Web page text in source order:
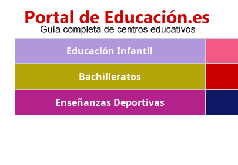
Educación Infantil
Bachilleratos
Enseñanzas Deportivas